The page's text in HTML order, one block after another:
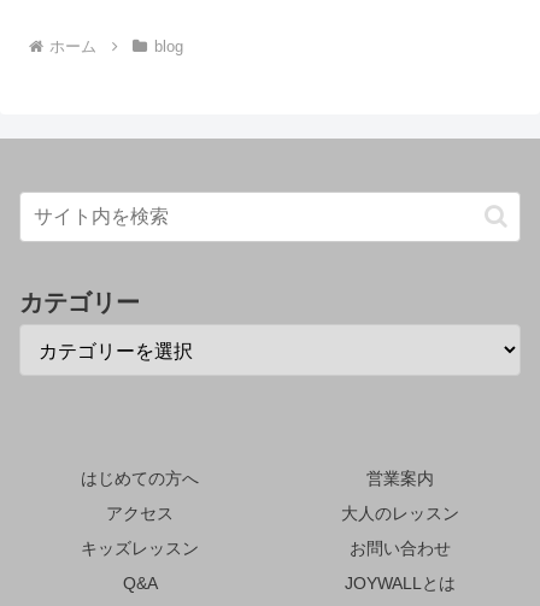
ホーム blog
カテゴリー
はじめての方へ
営業案内
アクセス
大人のレッスン
キッズレッスン
お問い合わせ
Q&A
JOYWALLとは